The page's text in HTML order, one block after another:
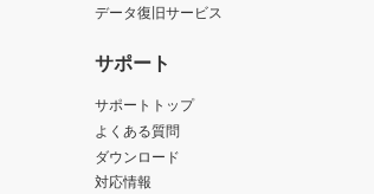
データ復旧サービス
サポート
サポートトップ
よくある質問
ダウンロード
対応情報